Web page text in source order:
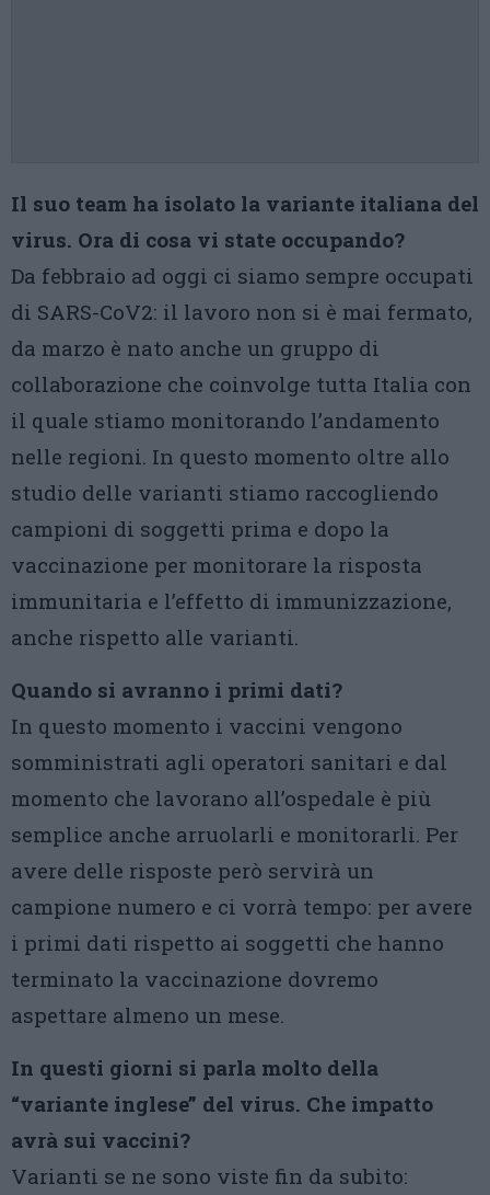
Il suo team ha isolato la variante italiana del
virus. Ora di cosa vi state occupando?
Da febbraio ad oggi ci siamo sempre occupati
di SARS-CoV2: il lavoro non si è mai fermato,
da marzo è nato anche un gruppo di
collaborazione che coinvolge tutta Italia con
il quale stiamo monitorando l’andamento
nelle regioni. In questo momento oltre allo
studio delle varianti stiamo raccogliendo
campioni di soggetti prima e dopo la
vaccinazione per monitorare la risposta
immunitaria e l’effetto di immunizzazione,
anche rispetto alle varianti.
Quando si avranno i primi dati?
In questo momento i vaccini vengono
somministrati agli operatori sanitari e dal
momento che lavorano all’ospedale è più
semplice anche arruolarli e monitorarli. Per
avere delle risposte però servirà un
campione numero e ci vorrà tempo: per avere
i primi dati rispetto ai soggetti che hanno
terminato la vaccinazione dovremo
aspettare almeno un mese.
In questi giorni si parla molto della
“variante inglese” del virus. Che impatto
avrà sui vaccini?
Varianti se ne sono viste fin da subito: